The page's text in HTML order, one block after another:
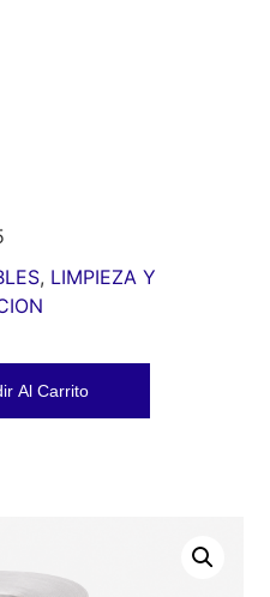
, LIMPIEZA Y
Al Carrito